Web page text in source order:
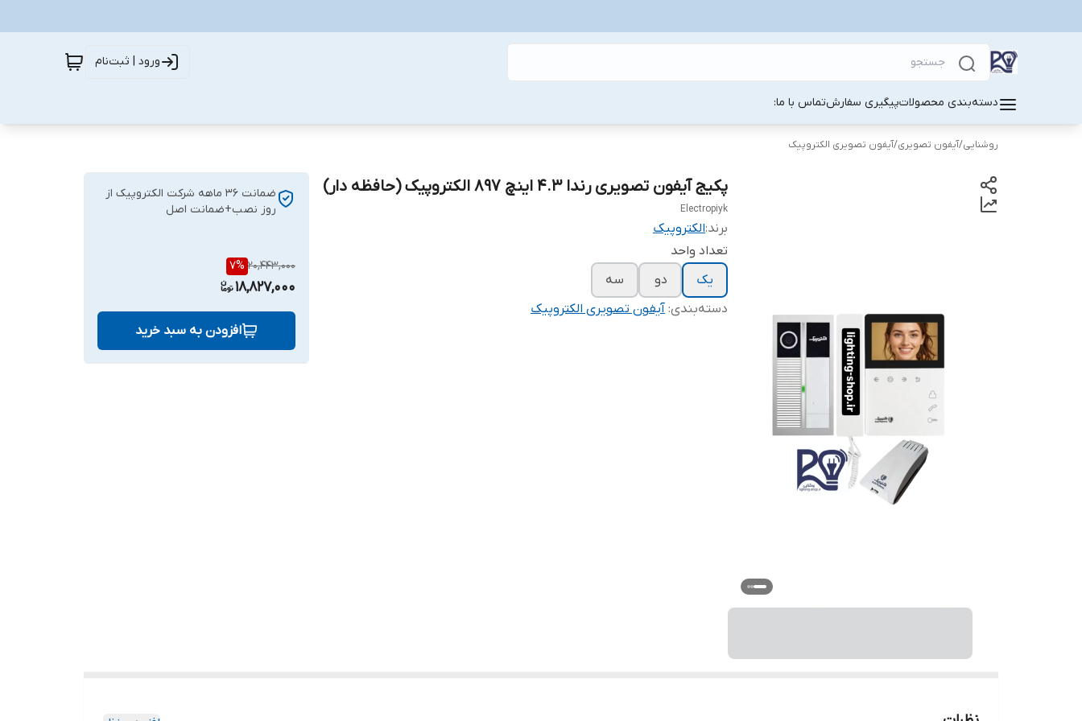
ورود | ثبت‌نام
دسته‌بندی محصولاتپیگیری سفارشتماس با ما:
روشنایی/آیفون تصویری/آیفون تصویری الکتروپیک
پکیج آیفون تصویری رندا ۴.۳ اینچ ۸۹۷ الکتروپیک (حافظه دار)
Electropiyk
برند:الکتروپیک
تعداد واحد
یک
دو
سه
دسته‌بندی: آیفون تصویری الکتروپیک
ضمانت ۳۶ ماهه شرکت الکتروپیک از
روز نصب+ضمانت اصل
20,443,000
7%
18,827,000
افزودن به سبد خرید